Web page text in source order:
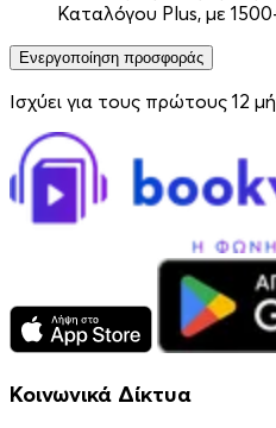
Καταλόγου Plus, με
Ενεργοποίηση προσφοράς
Ισχύει για τους πρώτους 12
Κοινωνικά Δίκτυα